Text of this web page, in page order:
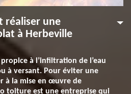
réaliser une
à Herbeville
à l’infiltration de l’eau
à versant. Pour éviter une
à la mise en œuvre de
toiture est une entreprise qui